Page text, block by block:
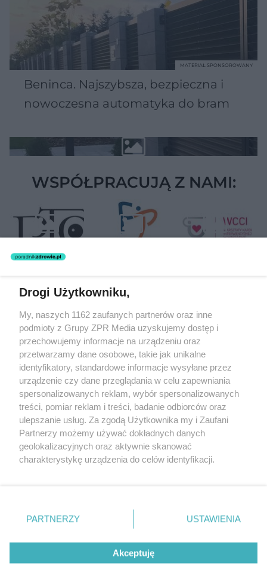
Beninca. Najszybsza, bezpieczna i
nowoczesna automatyka do bram
MATERIAŁ SPONSOROWANY
WSPÓŁPRACUJĄ Z NAMI:
Żaden utwór zamieszczony w serwisie nie może być powielany i
rozpowszechniany lub dalej rozpowszechniany w jakikolwiek sposób
(w tym także elektroniczny lub mechaniczny) na jakimkolwiek polu
eksploatacji w jakiejkolwiek formie, włącznie z umieszczaniem w
Internecie bez pisemnej zgody właściciela praw. Jakiekolwiek użycie
lub wykorzystanie utworów w całości lub w części z naruszeniem
prawa, tzn. bez właściwej zgody, jest zabronione pod groźbą kary i
może być ścigane prawnie.
O nas
Nasze serwisy
Drogi Użytkowniku,
My, naszych 1162 zaufanych partnerów oraz inne
podmioty z Grupy ZPR Media uzyskujemy dostęp i
przechowujemy informacje na urządzeniu oraz
przetwarzamy dane osobowe, takie jak unikalne
identyfikatory, standardowe informacje wysyłane przez
urządzenie czy dane przeglądania w celu zapewniania
spersonalizowanych reklam, wybór spersonalizowanych
treści, pomiar reklam i treści, badanie odbiorców oraz
ulepszanie usług. Za zgodą Użytkownika my i Zaufani
Partnerzy możemy używać dokładnych danych
geolokalizacyjnych oraz aktywnie skanować
charakterystykę urządzenia do celów identyfikacji.
zmienić/wycofać klikając przycisk ustawień prywatności
znajdujący się w lewym dolnym rogu strony
rodzaje przetwarzania danych nie wymagają zgody
użytkownika, ale masz prawo sprzeciwić się takiemu
przetwarzaniu. Preferencje będą miały zastosowanie tylko
PARTNERZY USTAWIENIA
Akceptuję